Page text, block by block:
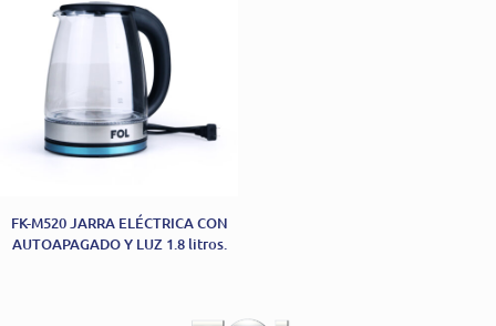
FK-M520 JARRA ELÉCTRICA CON
AUTOAPAGADO Y LUZ 1.8 litros.